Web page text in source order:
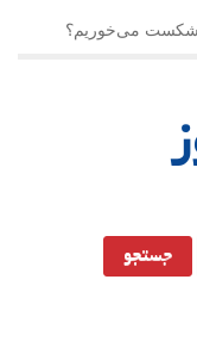
شکست می‌خوریم؟